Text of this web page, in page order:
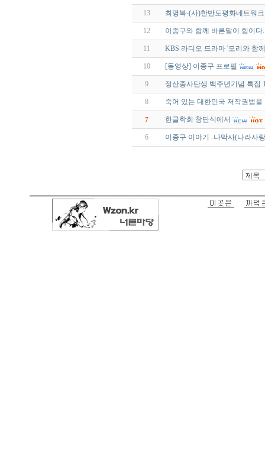
13 최명복-(사)한반도평화네트워
12 이종구와 함께 바른말이 힘이다.
11 KBS 라디오 드라마 '모리와 함
10 [동영상] 이종구 프로필
9 정산종사탄생 백주년기념 특집
8 죽어 있는 대한민국 저작권법
7 한글학회 창단식에서
6 이종구 이야기 -나막사(나라사